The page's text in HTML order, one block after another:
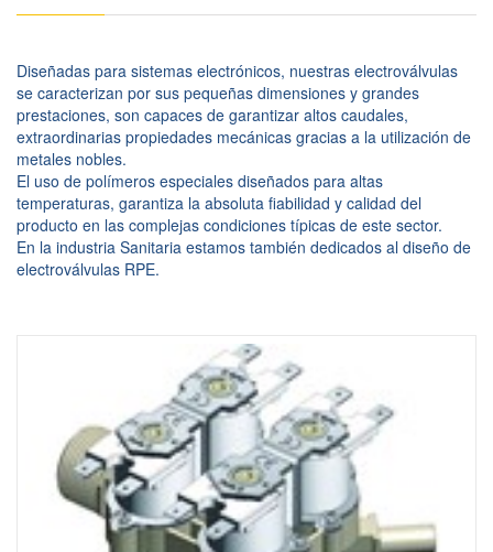
Diseñadas para sistemas electrónicos, nuestras electroválvulas
se caracterizan por sus pequeñas dimensiones y grandes
prestaciones, son capaces de garantizar altos caudales,
extraordinarias propiedades mecánicas gracias a la utilización de
metales nobles.
El uso de polímeros especiales diseñados para altas
temperaturas, garantiza la absoluta fiabilidad y calidad del
producto en las complejas condiciones típicas de este sector.
En la industria Sanitaria estamos también dedicados al diseño de
electroválvulas RPE.